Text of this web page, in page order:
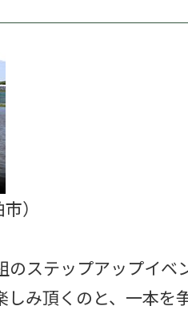
）
ステップアップイベ
み頂くのと、一本を